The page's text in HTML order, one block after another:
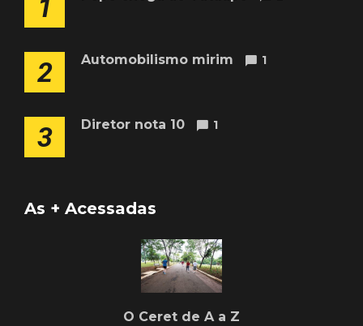
1
2 Automobilismo mirim 1
3 Diretor nota 10 1
As + Acessadas
O Ceret de A a Z